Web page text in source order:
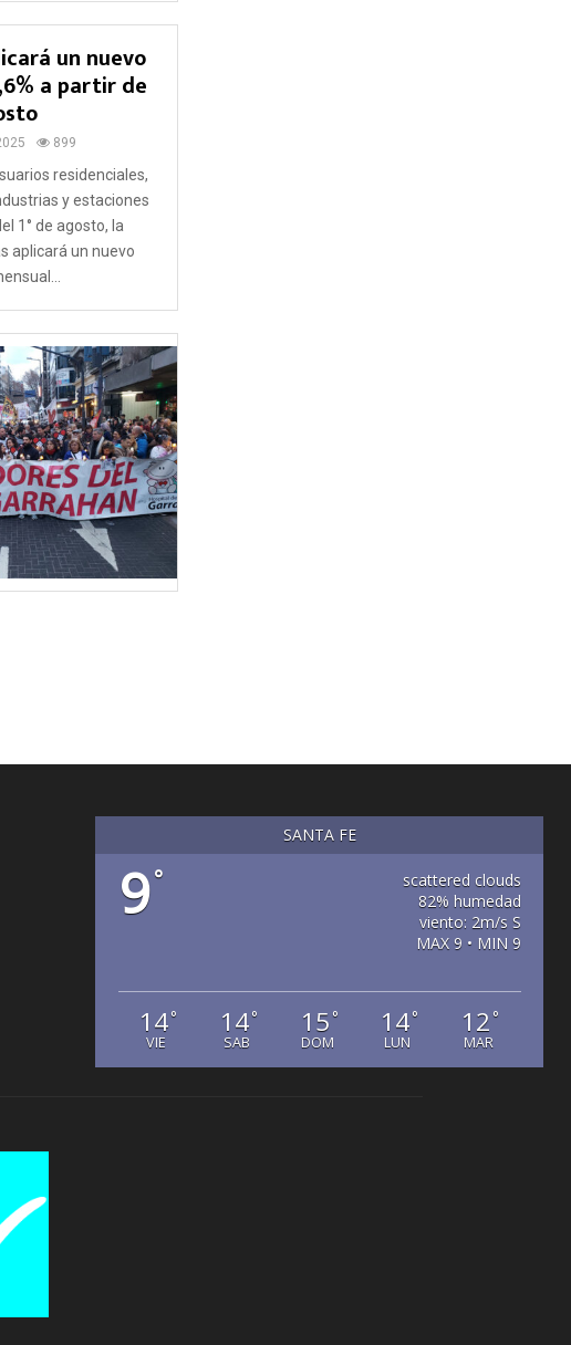
un nuevo
a partir de
899
residenciales,
y estaciones
1° de agosto, la
aplicará un nuevo
SANTA FE
9°
scattered clouds
82% humedad
viento: 2m/s S
MAX 9 • MIN 9
14°
VIE
14°
SAB
15°
DOM
14°
LUN
12°
MAR